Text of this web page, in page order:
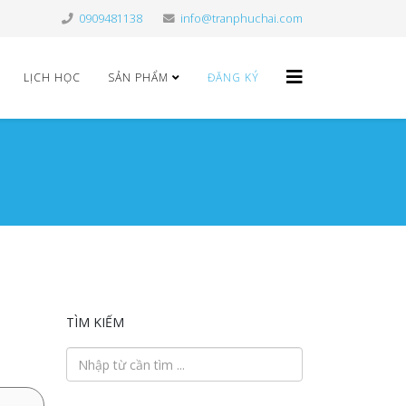
0909481138 info@tranphuchai.com
LỊCH HỌC SẢN PHẨM ĐĂNG KÝ
TÌM KIẾM